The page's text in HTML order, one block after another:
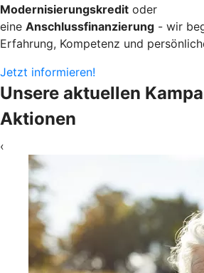
Modernisierungskredit oder
eine Anschlussfinanzierung - wir
Erfahrung, Kompetenz und
Jetzt informieren!
Unsere aktuellen
Aktionen
‹